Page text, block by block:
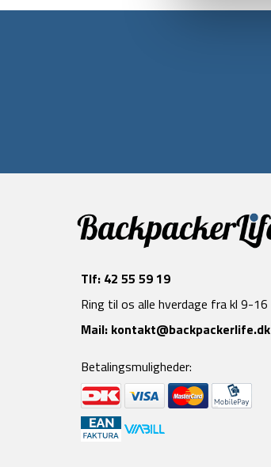
Tlf: 42 55 59 19
Ring til os alle hverdage fra kl 9-16
Mail: kontakt@backpackerlife.dk
Betalingsmuligheder: